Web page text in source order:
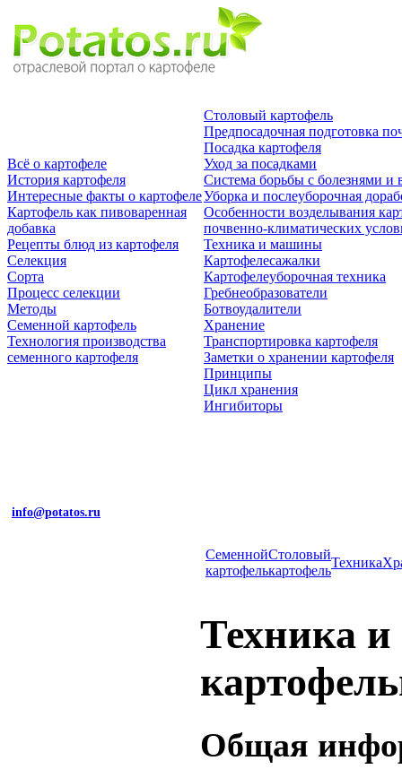
Всё о картофеле
История картофеля
Интересные факты о картофеле
Картофель как пивоваренная
добавка
Рецепты блюд из картофеля
Селекция
Сорта
Процесс селекции
Методы
Семенной картофель
Технология производства
семенного картофеля
Столовый картофель
Предпосадочная подготовка
Посадка картофеля
Уход за посадками
Система борьбы с болезнями и
Уборка и послеуборочная
Особенности возделывания
почвенно-климатических
Техника и машины
Картофелесажалки
Картофелеуборочная техника
Гребнеобразователи
Ботвоудалители
Хранение
Транспортировка картофеля
Заметки о хранении картофеля
Принципы
Цикл хранения
Ингибиторы
info@potatos.ru
Cеменной
картофель
Столовый
картофель
Техника
Техника
Общая